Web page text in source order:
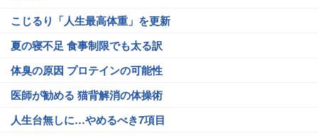
こじるり「人生最高体重」を更新
夏の寝不足 食事制限でも太る訳
体臭の原因 プロテインの可能性
医師が勧める 猫背解消の体操術
人生台無しに…やめるべき7項目